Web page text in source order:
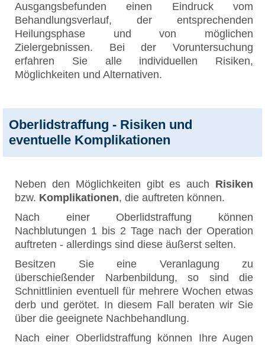
Ausgangsbefunden einen Eindruck vom
Behandlungsverlauf, der entsprechenden
Heilungsphase und von möglichen
Zielergebnissen. Bei der Voruntersuchung
erfahren Sie alle individuellen Risiken,
Möglichkeiten und Alternativen.
Oberlidstraffung - Risiken und
eventuelle Komplikationen
Neben den Möglichkeiten gibt es auch Risiken
bzw. Komplikationen, die auftreten können.
Nach einer Oberlidstraffung können
Nachblutungen 1 bis 2 Tage nach der Operation
auftreten - allerdings sind diese äußerst selten.
Besitzen Sie eine Veranlagung zu
überschießender Narbenbildung, so sind die
Schnittlinien eventuell für mehrere Wochen etwas
derb und gerötet. In diesem Fall beraten wir Sie
über die geeignete Nachbehandlung.
Nach einer Oberlidstraffung können Ihre Augen